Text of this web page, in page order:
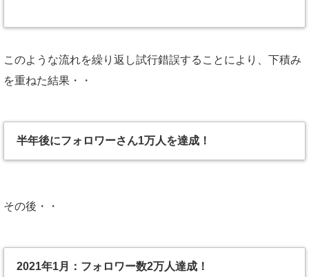
このような流れを繰り返し試行錯誤することにより、下積み
を重ねた結果・・
半年後にフォロワーさん1万人を達成！
その後・・
2021年1月：フォロワー数2万人達成！